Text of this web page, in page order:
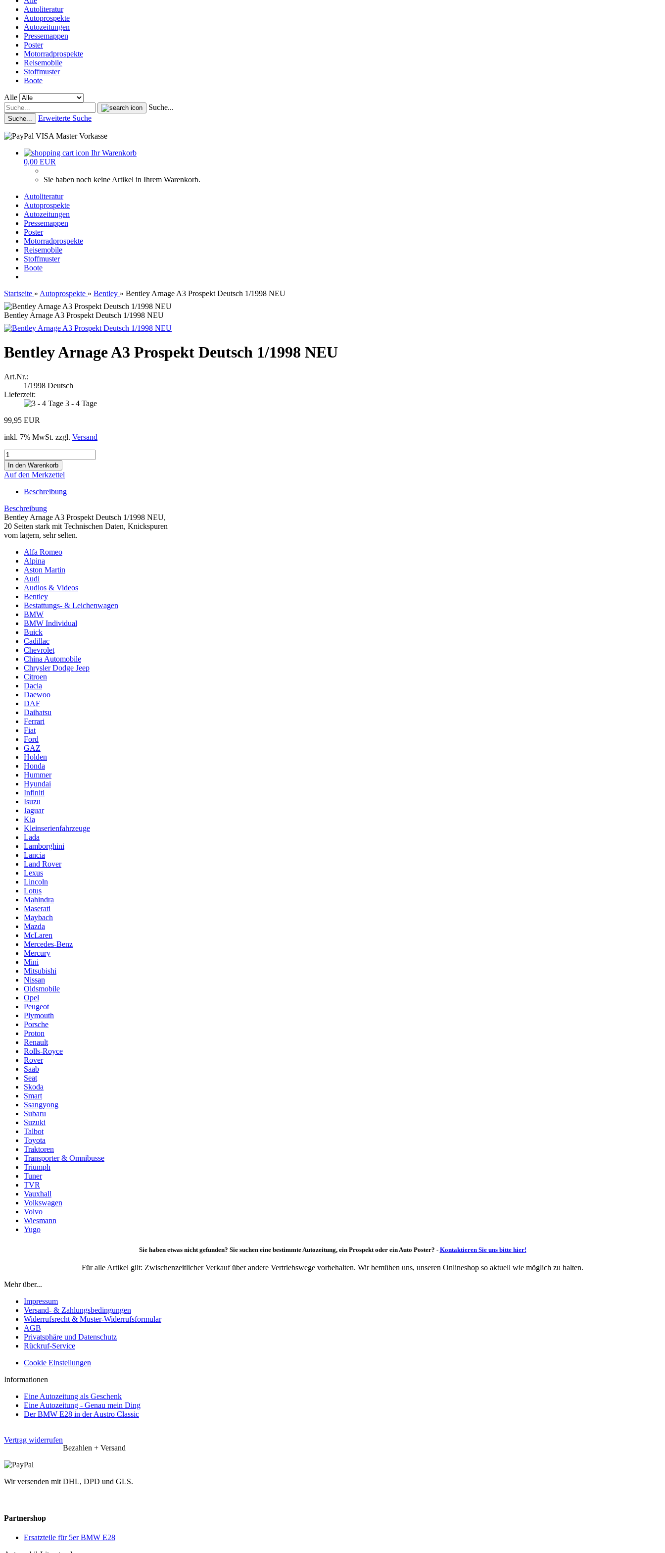
Autoliteratur
Autoprospekte
Autozeitungen
Pressemappen
Poster
Motorradprospekte
Reisemobile
Stoffmuster
Boote
Alle
Suche...
Suche... Erweiterte Suche
Ihr Warenkorb
0,00 EUR
Sie haben noch keine Artikel in Ihrem Warenkorb.
Autoliteratur
Autoprospekte
Autozeitungen
Pressemappen
Poster
Motorradprospekte
Reisemobile
Stoffmuster
Boote
Startseite » Autoprospekte » Bentley » Bentley Arnage A3 Prospekt Deutsch 1/1998 NEU
Bentley Arnage A3 Prospekt Deutsch 1/1998 NEU
Bentley Arnage A3 Prospekt Deutsch 1/1998 NEU
Art.Nr.:
1/1998 Deutsch
Lieferzeit:
3 - 4 Tage
99,95 EUR
inkl. 7% MwSt. zzgl. Versand
Auf den Merkzettel
Beschreibung
Beschreibung
Bentley Arnage A3 Prospekt Deutsch 1/1998 NEU,
20 Seiten stark mit Technischen Daten, Knickspuren
vom lagern, sehr selten.
Alfa Romeo
Alpina
Aston Martin
Audi
Audios & Videos
Bentley
Bestattungs- & Leichenwagen
BMW
BMW Individual
Buick
Cadillac
Chevrolet
China Automobile
Chrysler Dodge Jeep
Citroen
Dacia
Daewoo
DAF
Daihatsu
Ferrari
Fiat
Ford
GAZ
Holden
Honda
Hummer
Hyundai
Infiniti
Isuzu
Jaguar
Kia
Kleinserienfahrzeuge
Lada
Lamborghini
Lancia
Land Rover
Lexus
Lincoln
Lotus
Mahindra
Maserati
Maybach
Mazda
McLaren
Mercedes-Benz
Mercury
Mini
Mitsubishi
Nissan
Oldsmobile
Opel
Peugeot
Plymouth
Porsche
Proton
Renault
Rolls-Royce
Rover
Saab
Seat
Skoda
Smart
Ssangyong
Subaru
Suzuki
Talbot
Toyota
Traktoren
Transporter & Omnibusse
Triumph
Tuner
TVR
Vauxhall
Volkswagen
Volvo
Wiesmann
Yugo
Sie haben etwas nicht gefunden? Sie suchen eine bestimmte Autozeitung, ein Prospekt oder ein Auto Poster? - Kontaktieren Sie uns bitte hier!
Für alle Artikel gilt: Zwischenzeitlicher Verkauf über andere Vertriebswege vorbehalten. Wir bemühen uns, unseren Onlineshop so aktuell wie möglich zu halten.
Mehr über...
Impressum
Versand- & Zahlungsbedingungen
Widerrufsrecht & Muster-Widerrufsformular
AGB
Privatsphäre und Datenschutz
Rückruf-Service
Cookie Einstellungen
Informationen
Eine Autozeitung als Geschenk
Eine Autozeitung - Genau mein Ding
Der BMW E28 in der Austro Classic
Vertrag widerrufen
Bezahlen + Versand
Wir versenden mit DHL, DPD und GLS.
Partnershop
Ersatzteile für 5er BMW E28